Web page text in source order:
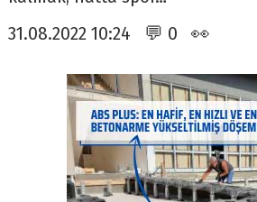
31.08.2022 10:24 💬 0 👀